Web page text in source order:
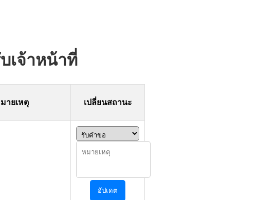
เจ้าหน้าที่
ายเหตุ เปลี่ยนสถานะ
อัปเดต